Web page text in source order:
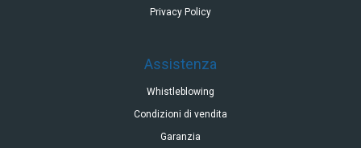
Privacy Policy
Assistenza
Whistleblowing
Condizioni di vendita
Garanzia